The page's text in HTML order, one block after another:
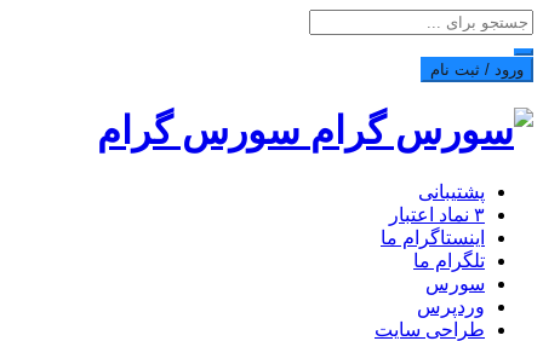
ورود / ثبت نام
سورس گرام
پشتیبانی
۳ نماد اعتبار
اینستاگرام ما
تلگرام ما
سورس
وردپرس
طراحی سایت